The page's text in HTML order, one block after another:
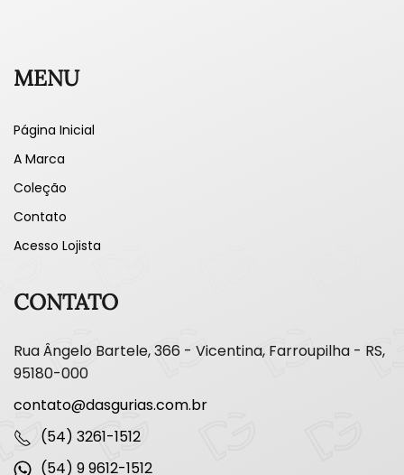
MENU
Página Inicial
A Marca
Coleção
Contato
Acesso Lojista
CONTATO
Rua Ângelo Bartele, 366 - Vicentina, Farroupilha - RS,
95180-000
contato@dasgurias.com.br
(54) 3261-1512
(54) 9 9612-1512